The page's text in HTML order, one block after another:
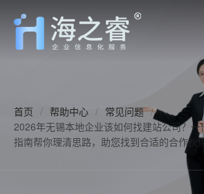
首页 / 帮助中心 / 常见问题 /
2026年无锡本地企业该如何找建站公司？
指南帮你理清思路，助您找到合适的合作伙